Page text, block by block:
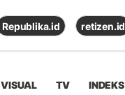
Republika.id retizen.id
VISUAL TV INDEKS